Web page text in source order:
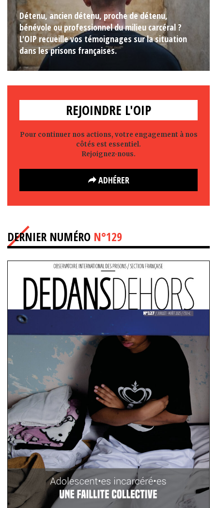
Détenu, ancien détenu, proche de détenu,
bénévole ou professionnel du milieu carcéral ?
L'OIP recueille vos témoignages sur la situation
dans les prisons françaises.
REJOINDRE L'OIP
Pour continuer nos actions, votre engagement à nos
côtés est essentiel.
Rejoignez-nous.
ADHÉRER
DERNIER NUMÉRO N°129